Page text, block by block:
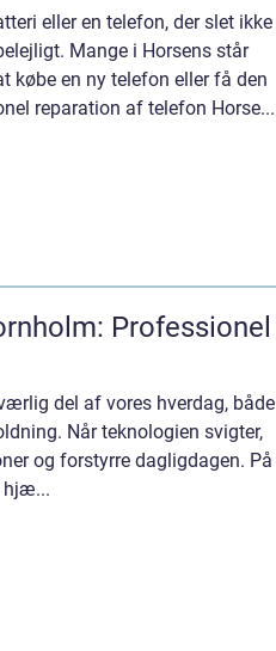
eller en telefon, der slet ikke
Mange i Horsens står
en ny telefon eller få den
reparation af telefon Horse...
Professionel
del af vores hverdag, både
Når teknologien svigter,
og forstyrre dagligdagen. På
hjæ...